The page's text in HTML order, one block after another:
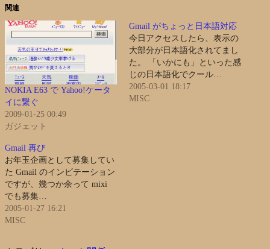
関連
NOKIA E63 で Yahoo!ケータ
イに繋ぐ
2009-01-25 00:49
ガジェット
Gmail がちょっと日本語対応
今日アクセスしたら、表示の
大部分が日本語化されてまし
た。 「いかにも」といった感
じの日本語化でクール…
2005-03-01 18:17
MISC
Gmail 再び
お年玉企画として募集してい
た Gmail のインビテーション
ですが、幾つか余って mixi
でも募集…
2005-01-27 16:21
MISC